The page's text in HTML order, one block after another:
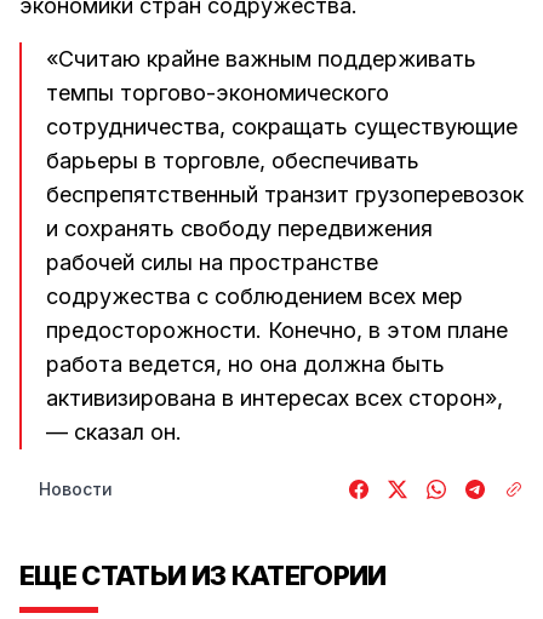
экономики стран содружества.
«Считаю крайне важным поддерживать
темпы торгово-экономического
сотрудничества, сокращать существующие
барьеры в торговле, обеспечивать
беспрепятственный транзит грузоперевозок
и сохранять свободу передвижения
рабочей силы на пространстве
содружества с соблюдением всех мер
предосторожности. Конечно, в этом плане
работа ведется, но она должна быть
активизирована в интересах всех сторон»,
— сказал он.
Новости
ЕЩЕ СТАТЬИ ИЗ КАТЕГОРИИ